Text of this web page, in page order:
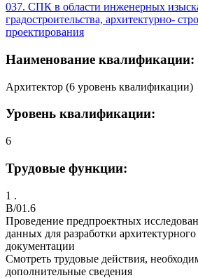
037. СПК в области инженерных
градостроительства, архитектурно-
проектирования
Наименование квалификации:
Архитектор (6 уровень квалификации)
Уровень квалификации:
6
Трудовые функции:
1 .
B/01.6
Проведение предпроектных
данных для разработки
документации
Смотреть трудовые действия,
дополнительные сведения